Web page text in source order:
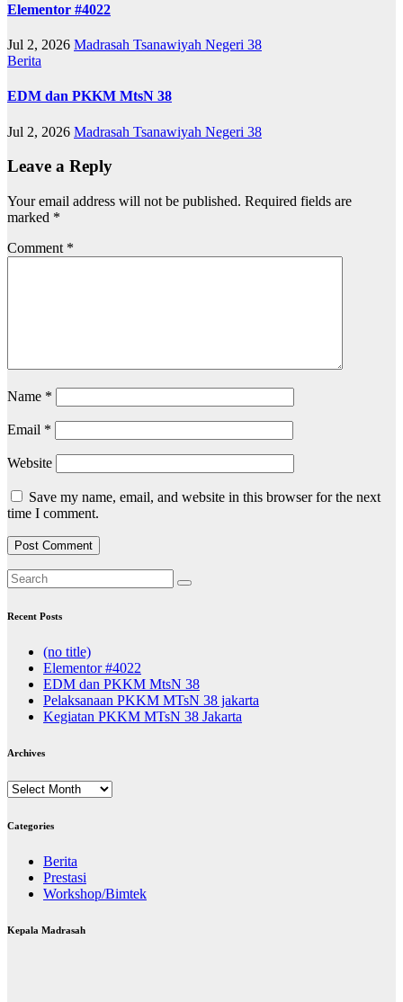
Elementor #4022
Jul 2, 2026 Madrasah Tsanawiyah Negeri 38
Berita
EDM dan PKKM MtsN 38
Jul 2, 2026 Madrasah Tsanawiyah Negeri 38
Leave a Reply
Your email address will not be published. Required fields are
marked *
Comment *
Name *
Email *
Website
Save my name, email, and website in this browser for the next
time I comment.
Recent Posts
(no title)
Elementor #4022
EDM dan PKKM MtsN 38
Pelaksanaan PKKM MTsN 38 jakarta
Kegiatan PKKM MTsN 38 Jakarta
Archives
Archives
Categories
Berita
Prestasi
Workshop/Bimtek
Kepala Madrasah